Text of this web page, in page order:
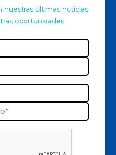
nuestras últimas noticias
oportunidades.